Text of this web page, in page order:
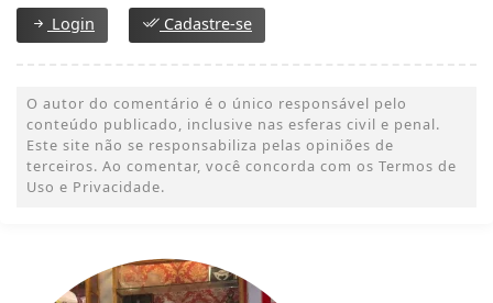
Login Cadastre-se
O autor do comentário é o único responsável pelo
conteúdo publicado, inclusive nas esferas civil e penal.
Este site não se responsabiliza pelas opiniões de
terceiros. Ao comentar, você concorda com os Termos de
Uso e Privacidade.